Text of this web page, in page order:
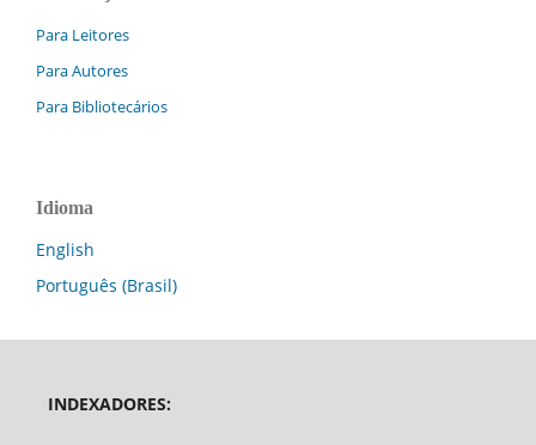
Para Leitores
Para Autores
Para Bibliotecários
Idioma
English
Português (Brasil)
INDEXADORES: